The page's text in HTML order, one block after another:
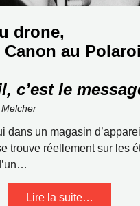
drone,
au
c’est le
dans un magasin
trouve réellement sur les
Lire la suite…